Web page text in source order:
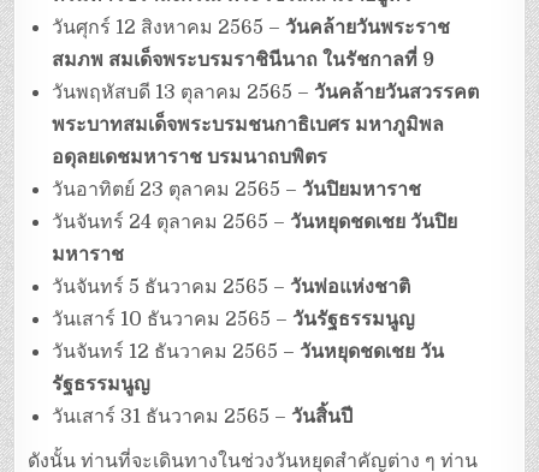
วันศุกร์ 12 สิงหาคม 2565 – วันคล้ายวันพระราช
สมภพ สมเด็จพระบรมราชินีนาถ ในรัชกาลที่ 9
วันพฤหัสบดี 13 ตุลาคม 2565 – วันคล้ายวันสวรรคต
พระบาทสมเด็จพระบรมชนกาธิเบศร มหาภูมิพล
อดุลยเดชมหาราช บรมนาถบพิตร
วันอาทิตย์ 23 ตุลาคม 2565 – วันปิยมหาราช
วันจันทร์ 24 ตุลาคม 2565 – วันหยุดชดเชย วันปิย
มหาราช
วันจันทร์ 5 ธันวาคม 2565 – วันพ่อแห่งชาติ
วันเสาร์ 10 ธันวาคม 2565 – วันรัฐธรรมนูญ
วันจันทร์ 12 ธันวาคม 2565 – วันหยุดชดเชย วัน
รัฐธรรมนูญ
วันเสาร์ 31 ธันวาคม 2565 – วันสิ้นปี
ดังนั้น ท่านที่จะเดินทางในช่วงวันหยุดสำคัญต่าง ๆ ท่าน